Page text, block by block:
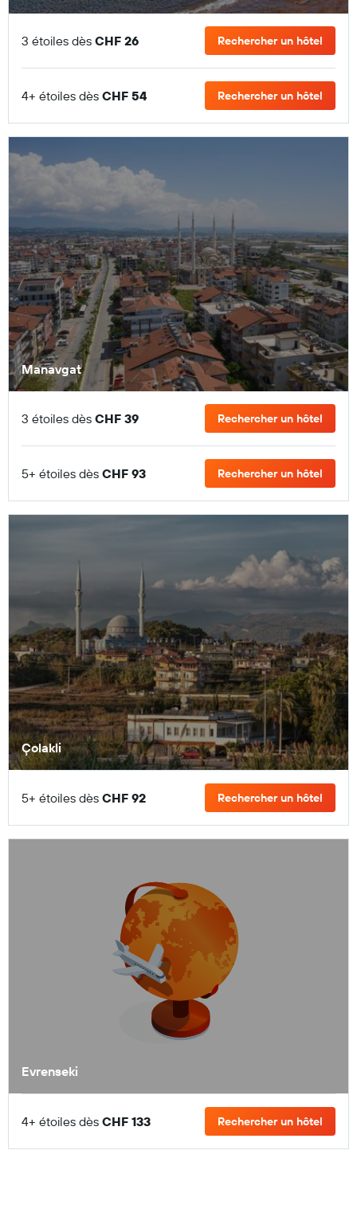
3 étoiles dès CHF 26 Rechercher un hôtel
4+ étoiles dès CHF 54 Rechercher un hôtel
Manavgat
3 étoiles dès CHF 39 Rechercher un hôtel
5+ étoiles dès CHF 93 Rechercher un hôtel
Çolakli
5+ étoiles dès CHF 92 Rechercher un hôtel
Evrenseki
4+ étoiles dès CHF 133 Rechercher un hôtel